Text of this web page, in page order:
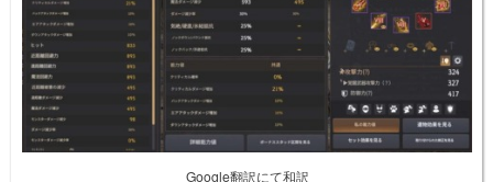
Google翻訳にて和訳